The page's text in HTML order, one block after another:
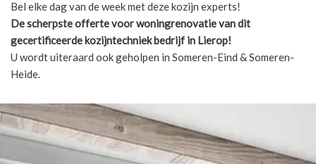
Bel elke dag van de week met deze kozijn experts!
De scherpsteofferte voor woningrenovatie van dit
gecertificeerde kozijntechniek bedrijf in Lierop!
U wordt uiteraard ook geholpen in Someren-Eind & Someren-
Heide.